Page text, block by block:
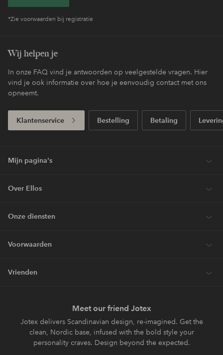
*Zie voorwaarden bij registratie
Wij helpen je
In onze FAQ vind je antwoorden op veelgestelde vragen. Hier
vind je ook informatie over hoe je eenvoudig contact met ons
opneemt.
Klantenservice Bestelling Betaling
Mijn pagina's
Over Ellos
Onze diensten
Voorwaarden
Vrienden
Meet our friend Jotex
Jotex delivers Scandinavian design, re-imagined. Get the
clean, Nordic base, infused with the bold style your
personality craves. Design beyond the expected.